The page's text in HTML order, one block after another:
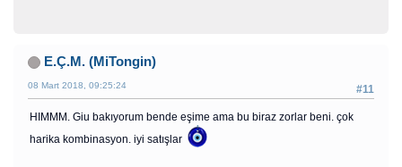
E.Ç.M. (MiTongin)
#11
08 Mart 2018, 09:25:24
HIMMM. Giu bakıyorum bende eşime ama bu biraz zorlar beni. çok
harika kombinasyon. iyi satışlar